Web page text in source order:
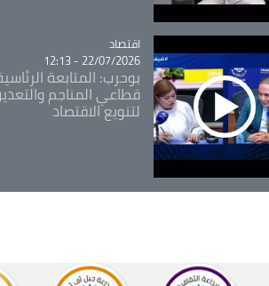
Catégorie
اقتصاد
22/07/2026 - 12:13
بوحرب: المتابعة
قطاعي المناجم
لتنويع الاقتصاد